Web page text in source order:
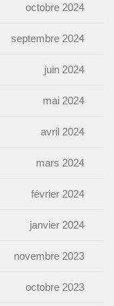
octobre 2024
septembre 2024
juin 2024
mai 2024
avril 2024
mars 2024
février 2024
janvier 2024
novembre 2023
octobre 2023